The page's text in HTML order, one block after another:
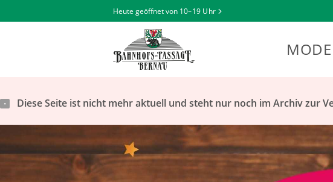
Heute geöffnet von 10–19 Uhr
MODE
Diese Seite ist nicht mehr aktuell und steht nur noch im Archiv zur